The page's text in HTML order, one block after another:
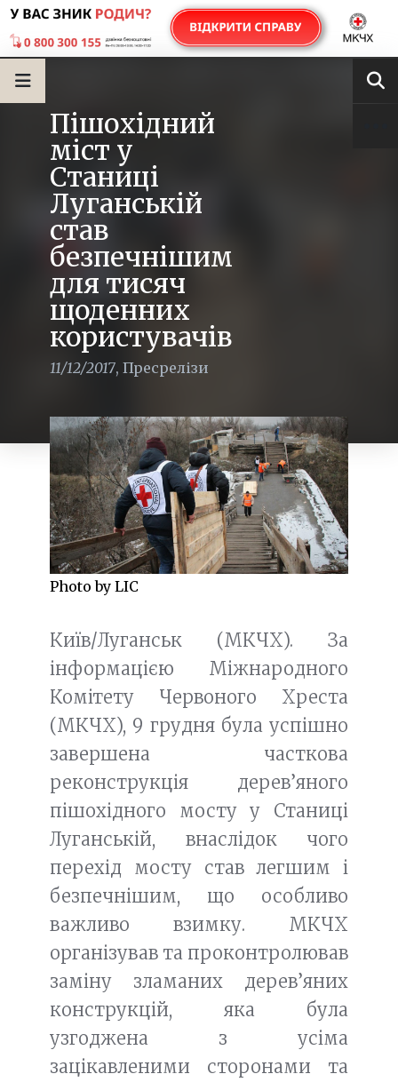
Пішохідний
міст у
Станиці
Луганській
став
безпечнішим
для тисяч
щоденних
користувачів
11/12/2017, Пресрелізи
Photo by LIC
Київ/Луганськ (МКЧХ). За
інформацією Міжнародного
Комітету Червоного Хреста
(МКЧХ), 9 грудня була успішно
завершена часткова
реконструкція дерев’яного
пішохідного мосту у Станиці
Луганській, внаслідок чого
перехід мосту став легшим і
безпечнішим, що особливо
важливо взимку. МКЧХ
організував та проконтролював
заміну зламаних дерев’яних
конструкцій, яка була
узгоджена з усіма
зацікавленими сторонами та